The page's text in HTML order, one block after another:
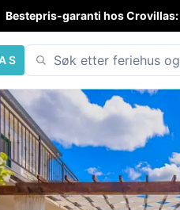
Bestepris-garanti hos Crovillas: